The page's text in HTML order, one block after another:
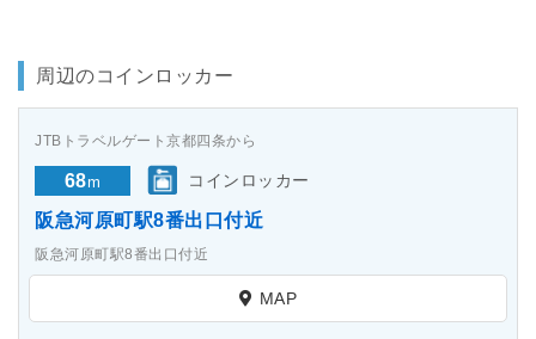
周辺のコインロッカー
JTBトラベルゲート京都四条から
68m コインロッカー
阪急河原町駅8番出口付近
阪急河原町駅8番出口付近
MAP